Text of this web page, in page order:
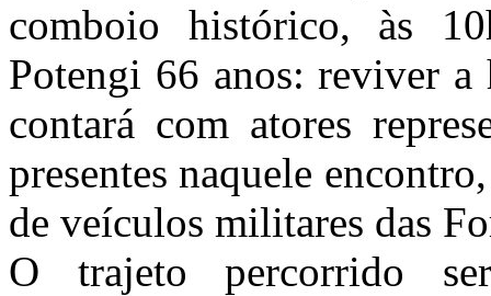
comboio histórico, às
Potengi 66 anos: reviver a
contará com atores
presentes naquele
de veículos militares das
O trajeto percorrido